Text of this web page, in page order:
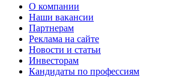
О компании
Наши вакансии
Партнерам
Реклама на сайте
Новости и статьи
Инвесторам
Кандидаты по профессиям